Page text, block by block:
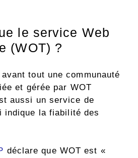
le service Web
(WOT) ?
tout une communauté
et gérée par WOT
aussi un service de
indique la fiabilité des
déclare que WOT est «